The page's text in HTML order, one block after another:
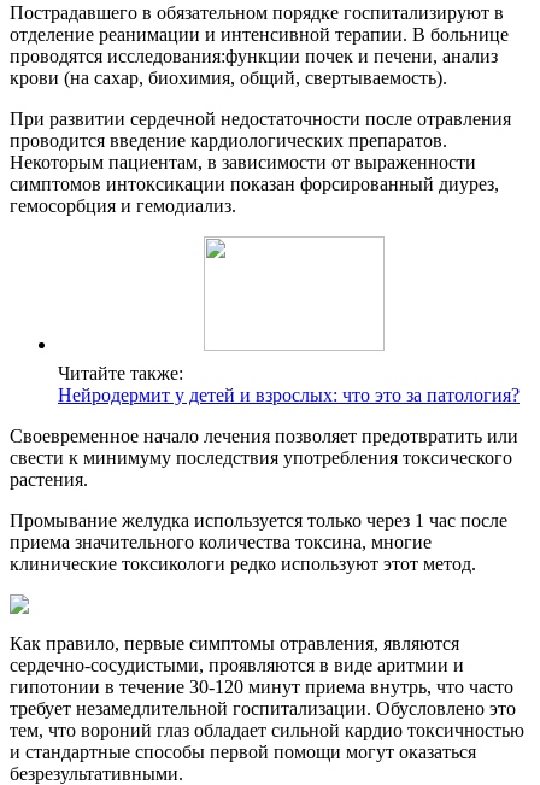
Пострадавшего в обязательном порядке госпитализируют в
отделение реанимации и интенсивной терапии. В больнице
проводятся исследования:функции почек и печени, анализ
крови (на сахар, биохимия, общий, свертываемость).
При развитии сердечной недостаточности после отравления
проводится введение кардиологических препаратов.
Некоторым пациентам, в зависимости от выраженности
симптомов интоксикации показан форсированный диурез,
гемосорбция и гемодиализ.
Читайте также:
Нейродермит у детей и взрослых: что это за патология?
Своевременное начало лечения позволяет предотвратить или
свести к минимуму последствия употребления токсического
растения.
Промывание желудка используется только через 1 час после
приема значительного количества токсина, многие
клинические токсикологи редко используют этот метод.
Как правило, первые симптомы отравления, являются
сердечно-сосудистыми, проявляются в виде аритмии и
гипотонии в течение 30-120 минут приема внутрь, что часто
требует незамедлительной госпитализации. Обусловлено это
тем, что вороний глаз обладает сильной кардио токсичностью
и стандартные способы первой помощи могут оказаться
безрезультативными.